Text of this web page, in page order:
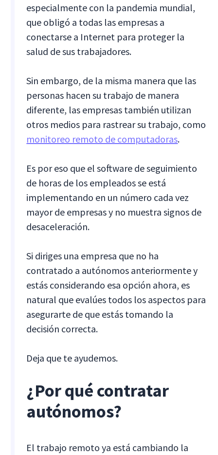
especialmente con la pandemia mundial,
que obligó a todas las empresas a
conectarse a Internet para proteger la
salud de sus trabajadores.
Sin embargo, de la misma manera que las
personas hacen su trabajo de manera
diferente, las empresas también utilizan
otros medios para rastrear su trabajo, como
monitoreo remoto de computadoras.
Es por eso que el software de seguimiento
de horas de los empleados se está
implementando en un número cada vez
mayor de empresas y no muestra signos de
desaceleración.
Si diriges una empresa que no ha
contratado a autónomos anteriormente y
estás considerando esa opción ahora, es
natural que evalúes todos los aspectos para
asegurarte de que estás tomando la
decisión correcta.
Deja que te ayudemos.
¿Por qué contratar
autónomos?
El trabajo remoto ya está cambiando la